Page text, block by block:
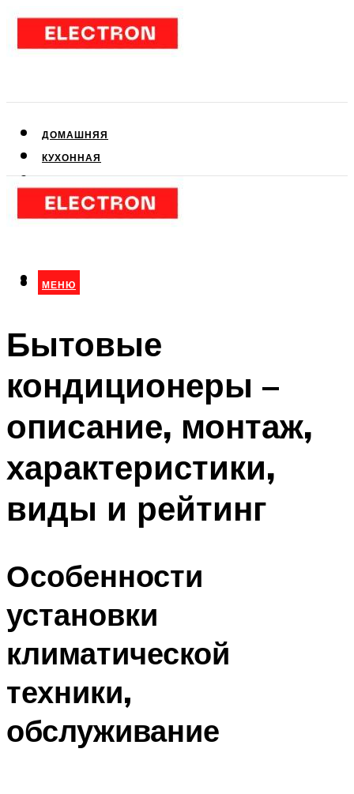
ДОМАШНЯЯ
КУХОННАЯ
КЛИМАТИЧЕСКАЯ
МЕНЮ
МЕНЮ
Бытовые
кондиционеры –
описание, монтаж,
характеристики,
виды и рейтинг
Особенности
установки
климатической
техники,
обслуживание